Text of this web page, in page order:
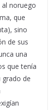
noruego
que
sino
de sus
una
que tenía
grado de